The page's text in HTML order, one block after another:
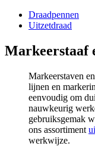
Draadpennen
Uitzetdraad
Markeerstaaf
Markeerstaven
lijnen en
eenvoudig om
nauwkeurig
gebruiksgemak
ons assortiment
werkwijze.